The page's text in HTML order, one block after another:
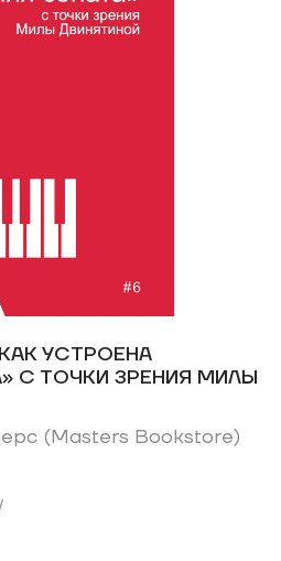
УСТРОЕНА
С ТОЧКИ ЗРЕНИЯ МИЛЫ
(Masters Bookstore)